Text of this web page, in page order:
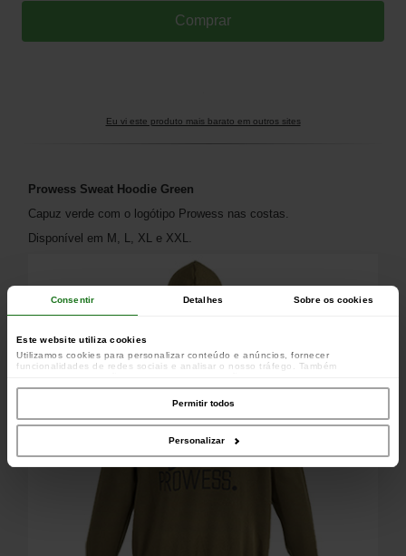
Consentir Detalhes Sobre os cookies
Este website utiliza cookies
Utilizamos cookies para personalizar conteúdo e anúncios, fornecer
funcionalidades de redes sociais e analisar o nosso tráfego. Também
parceiros de redes sociais, de publicidade e de análise, que as podem combinar
com outras informações que lhes forneceu ou recolhidas por estes a partir da
sua utilização dos respetivos serviços.
Permitir todos
Personalizar
Eu vi este produto mais barato em outros sites
Prowess Sweat Hoodie Green
Capuz verde com o logótipo Prowess nas costas.
Disponível em M, L, XL e XXL.